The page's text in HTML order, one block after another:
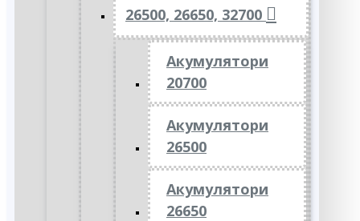
26500, 26650, 32700
Акумулятори
20700
Акумулятори
26500
Акумулятори
26650